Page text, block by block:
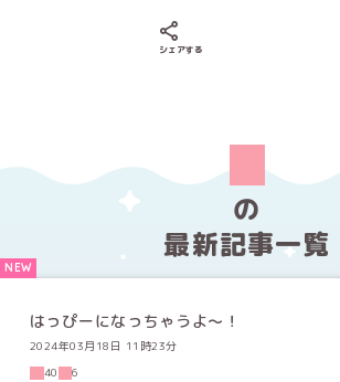
シェアする
の
最新記事一覧
はっぴーになっちゃうよ〜！
2024年03月18日 11時23分
40
6